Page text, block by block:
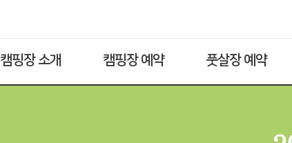
캠핑장 소개 캠핑장 예약 풋살장 예약